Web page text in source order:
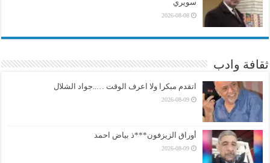
سويري
2026-08-08
ثقافة وادب
اتقدم مبكرا ولا اعرف الوقت …..جواد الشلال
2026-08-09
أوراق الزيزفون***ذ بياض احمد
2026-08-09